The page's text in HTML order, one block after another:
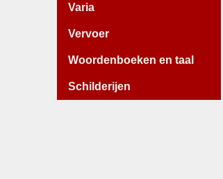
Varia
Vervoer
Woordenboeken en taal
Schilderijen